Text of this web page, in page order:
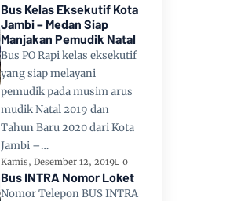
Bus Kelas Eksekutif Kota
Jambi – Medan Siap
Manjakan Pemudik Natal
Bus PO Rapi kelas eksekutif
yang siap melayani
pemudik pada musim arus
mudik Natal 2019 dan
Tahun Baru 2020 dari Kota
Jambi –…
Kamis, Desember 12, 2019 0
Bus INTRA Nomor Loket
Nomor Telepon BUS INTRA